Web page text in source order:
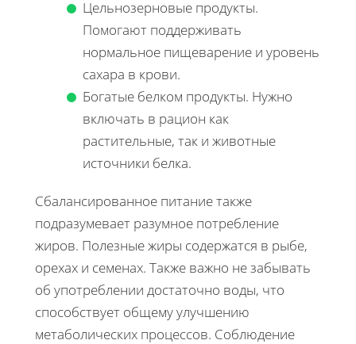
Цельнозерновые продукты.
Помогают поддерживать
нормальное пищеварение и уровень
сахара в крови.
Богатые белком продукты. Нужно
включать в рацион как
растительные, так и животные
источники белка.
Сбалансированное питание также
подразумевает разумное потребление
жиров. Полезные жиры содержатся в рыбе,
орехах и семенах. Также важно не забывать
об употреблении достаточно воды, что
способствует общему улучшению
метаболических процессов. Соблюдение